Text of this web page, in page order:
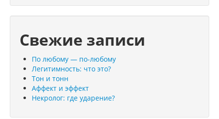
Свежие записи
По любому — по-любому
Легитимность: что это?
Тон и тонн
Аффект и эффект
Некролог: где ударение?